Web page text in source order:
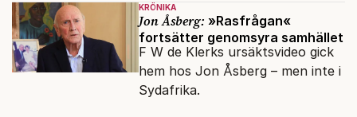
KRÖNIKA
Jon Åsberg: »Rasfrågan«
fortsätter genomsyra samhället
F W de Klerks ursäktsvideo gick
hem hos Jon Åsberg – men inte i
Sydafrika.